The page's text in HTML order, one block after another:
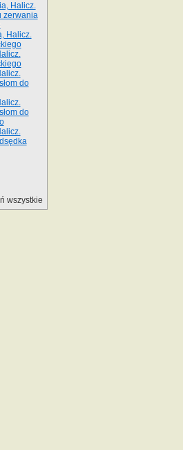
Halicz.
zerwania
Halicz.
do
do
wszystkie